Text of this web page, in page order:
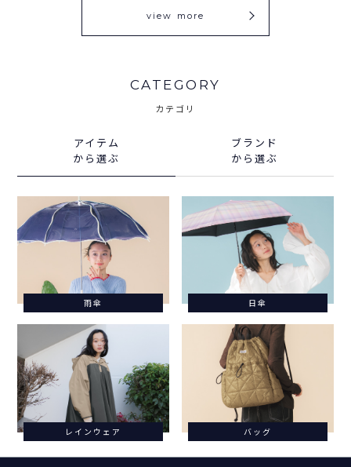
view more
CATEGORY
カテゴリ
アイテム
から選ぶ
ブランド
から選ぶ
雨傘 日傘
レインウェア バッグ